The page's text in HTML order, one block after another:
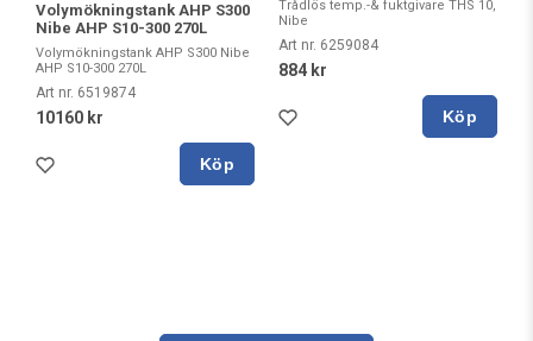
Volymökningstank AHP S300
Nibe AHP S10-300 270L
Volymökningstank AHP S300 Nibe
AHP S10-300 270L
Art nr. 6519874
10160 kr
Köp
Trådlös temp.-& fuktgivare THS 10,
Nibe
Art nr. 6259084
884 kr
Köp